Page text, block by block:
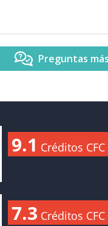
Preguntas
9.1 Créditos CFC
7.3 Créditos CFC